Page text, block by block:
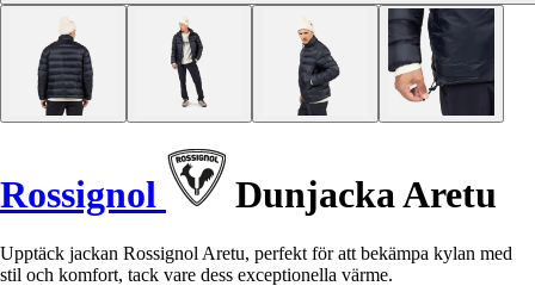
Rossignol Dunjacka Aretu
Upptäck jackan Rossignol Aretu, perfekt för att bekämpa kylan med
stil och komfort, tack vare dess exceptionella värme.